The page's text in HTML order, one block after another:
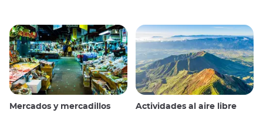
Mercados y mercadillos Actividades al aire libre